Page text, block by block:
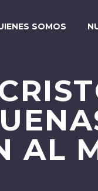
SOMOS
AL